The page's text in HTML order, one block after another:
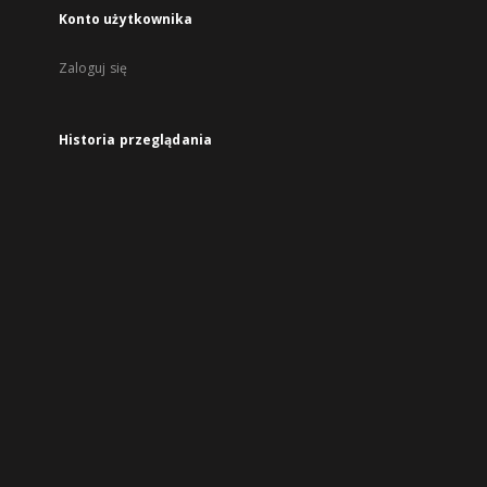
Konto użytkownika
Zaloguj się
Historia przeglądania